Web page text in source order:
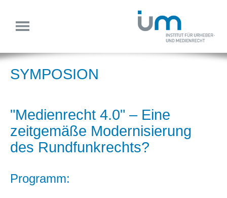
SYMPOSION
"Medienrecht 4.0" – Eine
zeitgemäße Modernisierung
des Rundfunkrechts?
Programm: